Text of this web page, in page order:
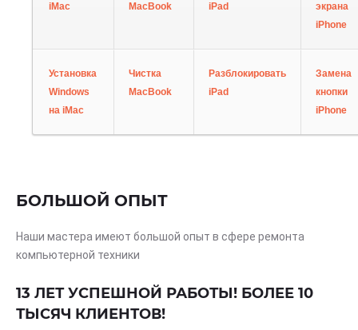
iMac
MacBook
iPad
экрана
iPhone
Установка
Windows
на iMac
Чистка
MacBook
Разблокировать
iPad
Замена
кнопки
iPhone
БОЛЬШОЙ ОПЫТ
Наши мастера имеют большой опыт в сфере ремонта
компьютерной техники
13 ЛЕТ УСПЕШНОЙ РАБОТЫ! БОЛЕЕ 10
ТЫСЯЧ КЛИЕНТОВ!